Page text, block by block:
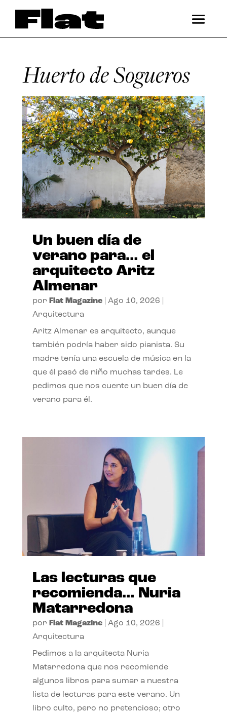
Huerto de Sogueros
Un buen día de
verano para… el
arquitecto Aritz
Almenar
por Flat Magazine| Ago 10, 2026
Arquitectura
Aritz Almenar es arquitecto, aunque
también podría haber sido pianista. Su
madre tenía una escuela de música en la
que él pasó de niño muchas tardes. Le
pedimos que nos cuente un buen día de
verano para él.
Las lecturas que
recomienda… Nuria
Matarredona
por Flat Magazine| Ago 10, 2026
Arquitectura
Pedimos a la arquitecta Nuria
Matarredona que nos recomiende
algunos libros para sumar a nuestra
lista de lecturas para este verano. Un
libro culto, pero no pretencioso; otro